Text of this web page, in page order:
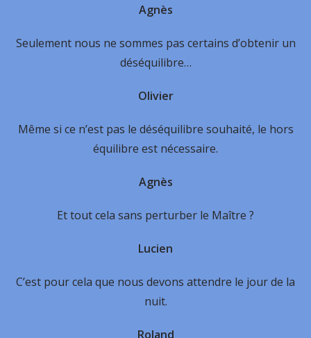
Agnès
Seulement nous ne sommes pas certains d’obtenir un
déséquilibre…
Olivier
Même si ce n’est pas le déséquilibre souhaité, le hors
équilibre est nécessaire.
Agnès
Et tout cela sans perturber le Maître ?
Lucien
C’est pour cela que nous devons attendre le jour de la
nuit.
Roland